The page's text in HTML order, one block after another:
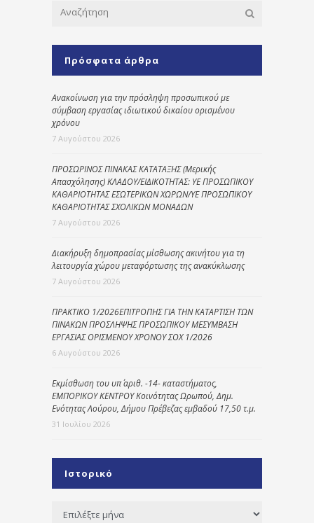
Πρόσφατα άρθρα
Ανακοίνωση για την πρόσληψη προσωπικού με
σύμβαση εργασίας ιδιωτικού δικαίου ορισμένου
χρόνου
7 Αυγούστου 2026
ΠΡΟΣΩΡΙΝΟΣ ΠΙΝΑΚΑΣ ΚΑΤΑΤΑΞΗΣ (Μερικής
Απασχόλησης) ΚΛΑΔΟΥ/ΕΙΔΙΚΟΤΗΤΑΣ: ΥΕ ΠΡΟΣΩΠΙΚΟΥ
ΚΑΘΑΡΙΟΤΗΤΑΣ ΕΣΩΤΕΡΙΚΩΝ ΧΩΡΩΝ/ΥΕ ΠΡΟΣΩΠΙΚΟΥ
ΚΑΘΑΡΙΟΤΗΤΑΣ ΣΧΟΛΙΚΩΝ ΜΟΝΑΔΩΝ
7 Αυγούστου 2026
Διακήρυξη δημοπρασίας μίσθωσης ακινήτου για τη
λειτουργία χώρου μεταφόρτωσης της ανακύκλωσης
7 Αυγούστου 2026
ΠΡΑΚΤΙΚΟ 1/2026ΕΠΙΤΡΟΠΗΣ ΓΙΑ ΤΗΝ ΚΑΤΑΡΤΙΣΗ ΤΩΝ
ΠΙΝΑΚΩΝ ΠΡΟΣΛΗΨΗΣ ΠΡΟΣΩΠΙΚΟΥ ΜΕΣΥΜΒΑΣΗ
ΕΡΓΑΣΙΑΣ ΟΡΙΣΜΕΝΟΥ ΧΡΟΝΟΥ ΣΟΧ 1/2026
6 Αυγούστου 2026
Εκμίσθωση του υπ΄ αριθ. -14- καταστήματος,
ΕΜΠΟΡΙΚΟΥ ΚΕΝΤΡΟΥ Κοινότητας Ωρωπού, Δημ.
Ενότητας Λούρου, Δήμου Πρέβεζας εμβαδού 17,50 τ.μ.
31 Ιουλίου 2026
Ιστορικό
Ιστορικό